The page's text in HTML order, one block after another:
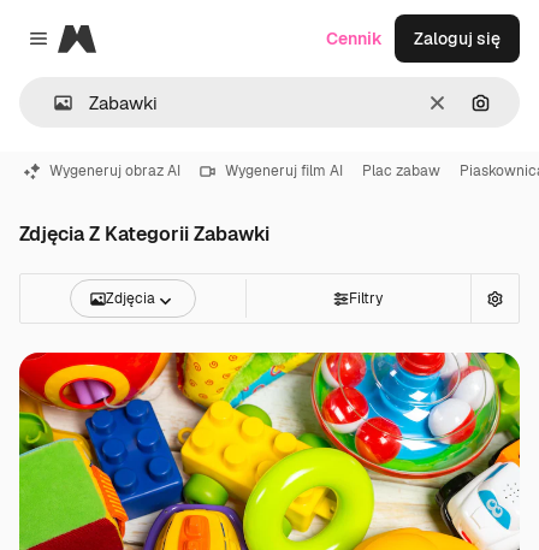
Close menu
Magnific
WyczyśćSzukaj
Cennik Zaloguj się
Wygeneruj obraz AI Wygeneruj film AI Plac zabaw
Zdjęcia Z Kategorii Zabawki
Zdjęcia Filtry